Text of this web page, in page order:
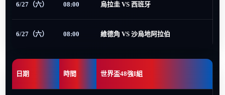
6/27（六） 08:00 烏拉圭 VS 西班牙
6/27（六） 08:00 維德角 VS 沙烏地阿拉伯
日期 時間 世界盃48強I組